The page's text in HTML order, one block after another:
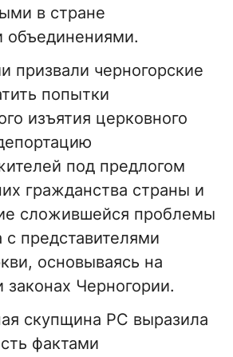
в стране
объединениями.
призвали черногорские
попытки
изъятия церковного
под предлогом
гражданства страны и
сложившейся проблемы
с представителями
основываясь на
законах Черногории.
скупщина РС выразила
фактами